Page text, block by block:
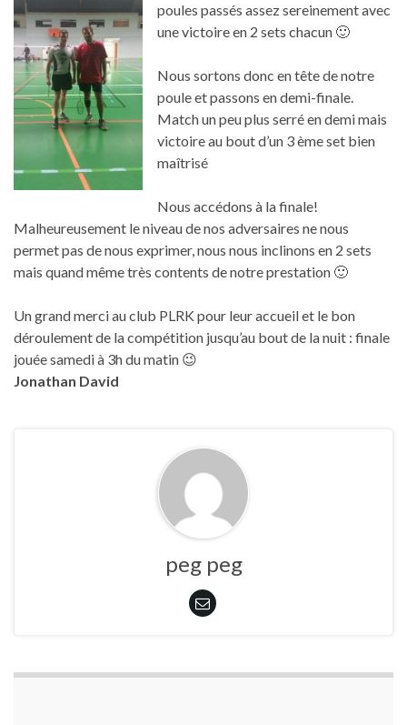
poules passés assez sereinement avec
une victoire en 2 sets chacun 🙂
Nous sortons donc en tête de notre
poule et passons en demi-finale.
Match un peu plus serré en demi mais
victoire au bout d’un 3 ème set bien
maîtrisé
Nous accédons à la finale!
Malheureusement le niveau de nos adversaires ne nous
permet pas de nous exprimer, nous nous inclinons en 2 sets
mais quand même très contents de notre prestation 🙂
Un grand merci au club PLRK pour leur accueil et le bon
déroulement de la compétition jusqu’au bout de la nuit : finale
jouée samedi à 3h du matin 😉
Jonathan David
peg peg